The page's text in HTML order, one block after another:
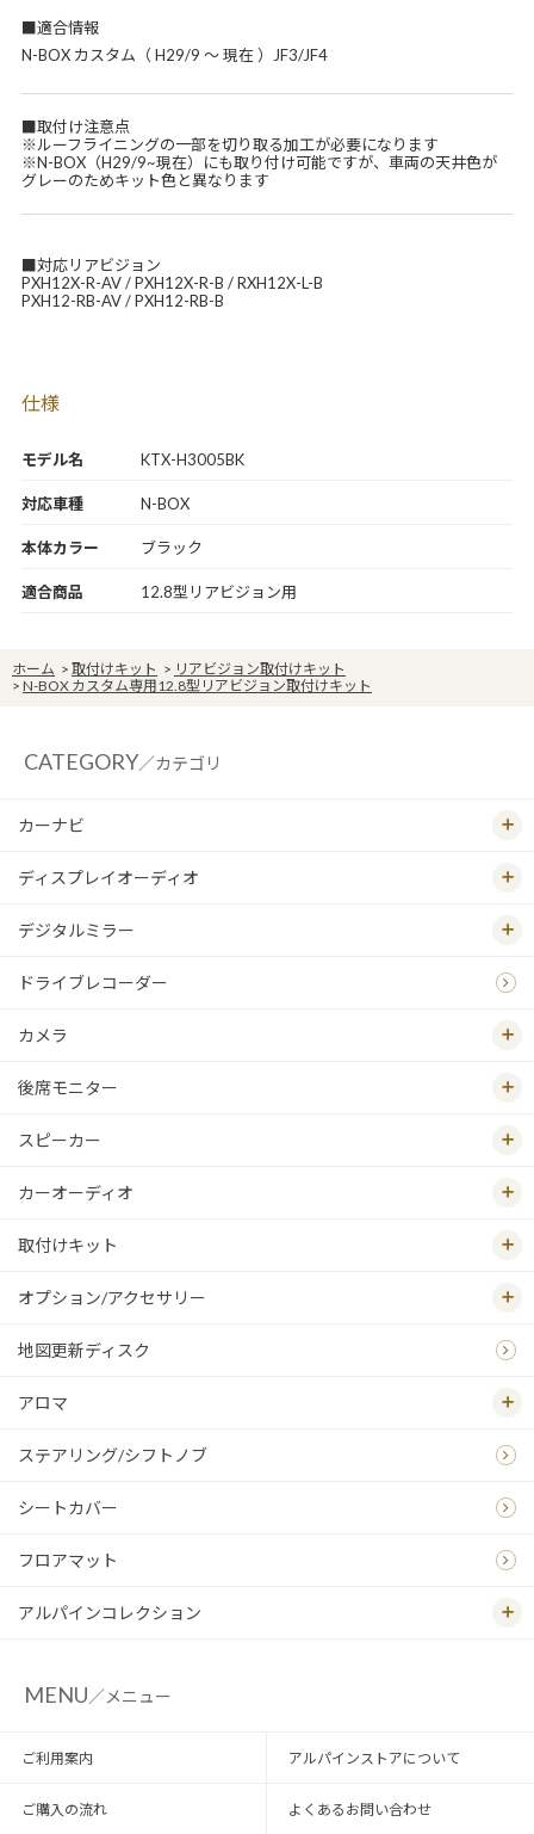
モデル名 KTX-H3005BK
■適合情報
N-BOX カスタム（ H29/9 ～ 現在 ）JF3/JF4
■取付け注意点
※ルーフライニングの一部を切り取る加工が必要になります
※N-BOX（H29/9~現在）にも取り付け可能ですが、車両の天井色が
グレーのためキット色と異なります
■対応リアビジョン
PXH12X-R-AV / PXH12X-R-B / RXH12X-L-B
PXH12-RB-AV / PXH12-RB-B
仕様
対応車種 N-BOX
本体カラー ブラック
適合商品 12.8型リアビジョン用
ホーム > 取付けキット > リアビジョン取付けキット
> N-BOX カスタム専用12.8型リアビジョン取付けキット
CATEGORY／カテゴリ
カーナビ
ディスプレイオーディオ
デジタルミラー
ドライブレコーダー
カメラ
後席モニター
スピーカー
カーオーディオ
取付けキット
オプション/アクセサリー
地図更新ディスク
アロマ
ステアリング/シフトノブ
シートカバー
フロアマット
アルパインコレクション
MENU／メニュー
ご利用案内 アルパインストアについて
ご購入の流れ よくあるお問い合わせ